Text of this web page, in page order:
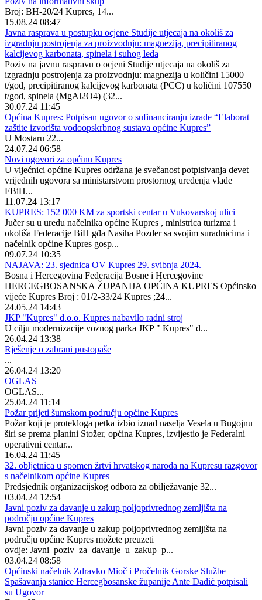
Broj: BH-20/24 Kupres, 14...
15.08.24 08:47
Javna rasprava u postupku ocjene Studije utjecaja na okoliš za
izgradnju postrojenja za proizvodnju: magnezija, precipitiranog
kalcijevog karbonata, spinela i suhog leda
Poziv na javnu raspravu o ocjeni Studije utjecaja na okoliš za
izgradnju postrojenja za proizvodnju: magnezija u količini 15000
t/god, precipitiranog kalcijevog karbonata (PCC) u količini 107550
t/god, spinela (MgAl2O4) (32...
30.07.24 11:45
Općina Kupres: Potpisan ugovor o sufinanciranju izrade “Elaborat
zaštite izvorišta vodoopskrbnog sustava općine Kupres”
U Mostaru 22...
24.07.24 06:58
Novi ugovori za općinu Kupres
U vijećnici općine Kupres održana je svečanost potpisivanja devet
vrijednih ugovora sa ministarstvom prostornog uređenja vlade
FBiH...
11.07.24 13:17
KUPRES: 152 000 KM za sportski centar u Vukovarskoj ulici
Jučer su u uredu načelnika općine Kupres , ministrica turizma i
okoliša Federacije BiH gđa Nasiha Pozder sa svojim suradnicima i
načelnik općine Kupres gosp...
09.07.24 10:35
NAJAVA: 23. sjednica OV Kupres 29. svibnja 2024.
Bosna i Hercegovina Federacija Bosne i Hercegovine
HERCEGBOSANSKA ŽUPANIJA OPĆINA KUPRES Općinsko
vijeće Kupres Broj : 01/2-33/24 Kupres ;24...
24.05.24 14:43
JKP "Kupres" d.o.o. Kupres nabavilo radni stroj
U cilju modernizacije voznog parka JKP " Kupres" d...
26.04.24 13:38
Rješenje o zabrani pustopaše
...
26.04.24 13:20
OGLAS
OGLAS...
25.04.24 11:14
Požar prijeti šumskom području općine Kupres
Požar koji je protekloga petka izbio iznad naselja Vesela u Bugojnu
širi se prema planini Stožer, općina Kupres, izvijestio je Federalni
operativni centar...
16.04.24 11:45
32. obljetnica u spomen žrtvi hrvatskog naroda na Kupresu razgovor
s načelnikom općine Kupres
Predsjednik organizacijskog odbora za obilježavanje 32...
03.04.24 12:54
Javni poziv za davanje u zakup poljoprivrednog zemljišta na
području općine Kupres
Javni poziv za davanje u zakup poljoprivrednog zemljišta na
području općine Kupres možete preuzeti
ovdje: Javni_poziv_za_davanje_u_zakup_p...
03.04.24 08:58
Općinski načelnik Zdravko Mioč i Pročelnik Gorske Službe
Spašavanja stanice Hercegbosanske županije Ante Dadić potpisali
su Ugovor